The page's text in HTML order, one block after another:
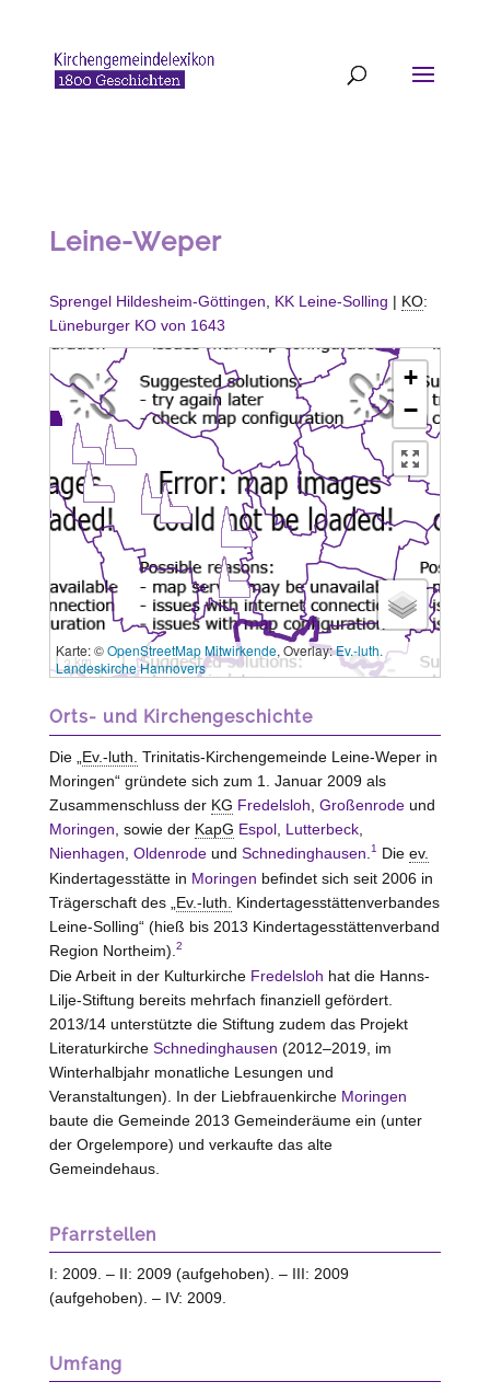
Leine-Weper
Sprengel Hildesheim-Göttingen KK Leine-Solling | KO:
Lüneburger KO von 1643
+
−
3 km
Karte: ©OpenStreetMap Mitwirkende, Overlay:Ev.-luth.
Landeskirche Hannovers
Orts- und Kirchengeschichte
Die „ Ev.-luth. Trinitatis-Kirchengemeinde Leine-Weper in
Moringen“ gründete sich zum 1. Januar 2009 als
Zusammenschluss der KG Fredelsloh Großenrodeund
Moringen , sowie der KapG Espol, Lutterbeck,
Nienhagen Oldenrodeund Schnedinghausen 1 Die ev.
Kindertagesstätte in Moringen befindet sich seit 2006 in
Trägerschaft des „ Ev.-luth.
Kindertagesstättenverbandes
Leine-Solling“ (hieß bis 2013 Kindertagesstättenverband
Region Northeim). 2
Die Arbeit in der Kulturkirche Fredelsloh hat die Hanns-
Lilje-Stiftung bereits mehrfach finanziell gefördert.
2013/14 unterstützte die Stiftung zudem das Projekt
Literaturkirche Schnedinghausen (2012–2019, im
Winterhalbjahr monatliche Lesungen und
Veranstaltungen). In der Liebfrauenkirche Moringen
baute die Gemeinde 2013 Gemeinderäume ein (unter
der Orgelempore) und verkaufte das alte
Gemeindehaus.
Pfarrstellen
I: 2009. – II: 2009 (aufgehoben). – III: 2009
(aufgehoben). – IV: 2009.
Umfang